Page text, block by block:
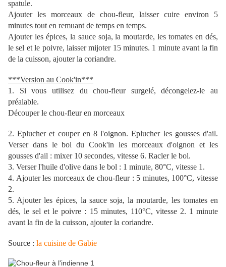
spatule.
Ajouter les morceaux de chou-fleur, laisser cuire environ 5
minutes tout en remuant de temps en temps.
Ajouter les épices, la sauce soja, la moutarde, les tomates en dés,
le sel et le poivre, laisser mijoter 15 minutes. 1 minute avant la fin
de la cuisson, ajouter la coriandre.
***Version au Cook'in***
1. Si vous utilisez du chou-fleur surgelé, décongelez-le au
préalable.
Découper le chou-fleur en morceaux
2. Eplucher et couper en 8 l'oignon. Eplucher les gousses d'ail.
Verser dans le bol du Cook'in les morceaux d'oignon et les
gousses d'ail : mixer 10 secondes, vitesse 6. Racler le bol.
3. Verser l'huile d'olive dans le bol : 1 minute, 80°C, vitesse 1.
4. Ajouter les morceaux de chou-fleur : 5 minutes, 100°C, vitesse
2.
5. Ajouter les épices, la sauce soja, la moutarde, les tomates en
dés, le sel et le poivre : 15 minutes, 110°C, vitesse 2. 1 minute
avant la fin de la cuisson, ajouter la coriandre.
Source : la cuisine de Gabie